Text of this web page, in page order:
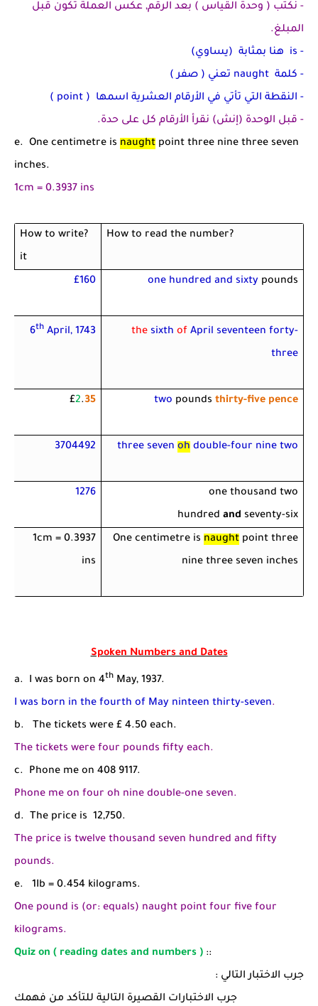
- نكتب ( وحدة القياس ) بعد الرقم, عكس العملة تكون قبل
المبلغ.
-
is هنا بمثابة (يساوي)
- كلمة naught تعني ( صفر )
- النقطة التي تأتي في الأرقام العشرية اسمها ( point )
- قبل الوحدة (إنش) نقرأ الأرقام كل على حدة.
e. One centimetre is naught point three nine three seven
inches.
1cm = 0.3937 ins
?How to read the number
?How to write
it
one hundred and sixty pounds
£160
thesixth of April seventeen forty-
three
6thApril, 1743
two pounds thirty-five pence
£2.35
three seven oh double-four nine two
3704492
one thousand two
hundred and seventy-six
1276
One centimetre is naughtpoint three
nine three seven inches
1cm = 0.3937
ins
Spoken Numbers and Dates
a. I was born on 4th May, 1937.
I was born in the fourth of May ninteen thirty-seven.
b. The tickets were £ 4.50 each.
The tickets were four pounds fifty each.
c. Phone me on 408 9117.
Phone me on four oh nine double-one seven.
d. The price is 12,750.
The price is twelve thousand seven hundred and fifty
pounds.
e. 1Ib = 0.454 kilograms.
One pound is (or: equals) naught point four five four
kilograms.
Quiz on ( reading dates and numbers ) ::
جرب الاختبار التالي :
جرب الاختبارات القصيرة التالية للتأكد من فهمك